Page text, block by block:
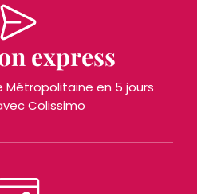
express
Métropolitaine en 5 jours
Colissimo